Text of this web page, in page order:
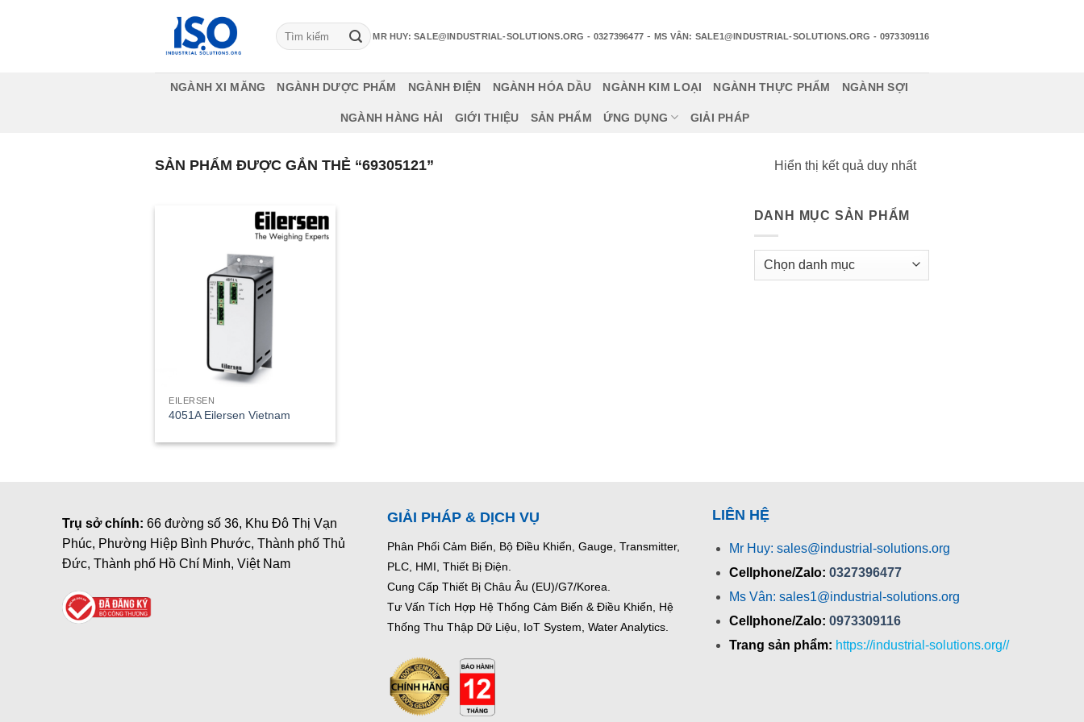
Tìm
kiếm:
MR HUY: SALE@INDUSTRIAL-SOLUTIONS.ORG - 0327396477 -MS VÂN: SALE1@INDUSTRIAL-SOLUTIONS.ORG - 0973309116
NGÀNH XI MĂNG NGÀNH DƯỢC PHẨM NGÀNH ĐIỆN NGÀNH HÓA DẦU NGÀNH KIM LOẠI NGÀNH THỰC PHẨM NGÀNH SỢI
NGÀNH HÀNG HẢI GIỚI THIỆU SẢN PHẨM ỨNG DỤNG GIẢI PHÁP
SẢN PHẨM ĐƯỢC GẮN THẺ “69305121” Hiển thị kết quả duy nhất
EILERSEN
4051A Eilersen Vietnam
DANH MỤC SẢN PHẨM
Trụ sở chính: 66 đường số 36, Khu Đô Thị Vạn
Phúc, Phường Hiệp Bình Phước, Thành phố Thủ
Đức, Thành phố Hồ Chí Minh, Việt Nam
GIẢI PHÁP & DỊCH VỤ
Phân Phối Cảm Biến, Bộ Điều Khiển, Gauge, Transmitter,
PLC, HMI, Thiết Bị Điện.
Cung Cấp Thiết Bị Châu Âu (EU)/G7/Korea.
Tư Vấn Tích Hợp Hệ Thống Cảm Biến & Điều Khiển, Hệ
Thống Thu Thập Dữ Liệu, IoT System, Water Analytics.
LIÊN HỆ
Mr Huy: sales@industrial-solutions.org
Cellphone/Zalo: 0327396477
Ms Vân: sales1@industrial-solutions.org
Cellphone/Zalo: 0973309116
Trang sản phẩm: https://industrial-solutions.org//